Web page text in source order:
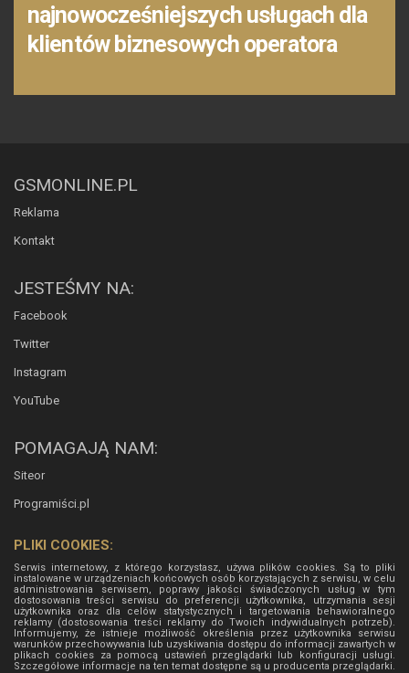
najnowocześniejszych usługach dla
klientów biznesowych operatora
GSMONLINE.PL
Reklama
Kontakt
JESTEŚMY NA:
Facebook
Twitter
Instagram
YouTube
POMAGAJĄ NAM:
Siteor
Programiści.pl
PLIKI COOKIES:
Serwis internetowy, z którego korzystasz, używa plików cookies. Są to pliki
instalowane w urządzeniach końcowych osób korzystających z serwisu, w celu
administrowania serwisem, poprawy jakości świadczonych usług w tym
dostosowania treści serwisu do preferencji użytkownika, utrzymania sesji
użytkownika oraz dla celów statystycznych i targetowania behawioralnego
reklamy (dostosowania treści reklamy do Twoich indywidualnych potrzeb).
Informujemy, że istnieje możliwość określenia przez użytkownika serwisu
warunków przechowywania lub uzyskiwania dostępu do informacji zawartych w
plikach cookies za pomocą ustawień przeglądarki lub konfiguracji usługi.
Szczegółowe informacje na ten temat dostępne są u producenta przeglądarki.